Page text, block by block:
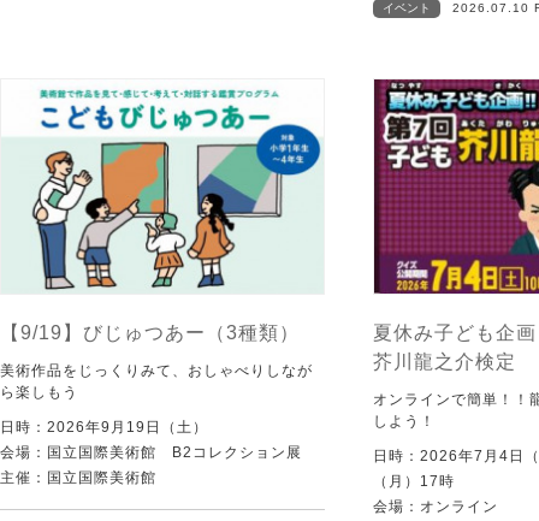
イベント 2026.07.10
【9/19】びじゅつあー（3種類）
美術作品をじっくりみて、おしゃべりしなが
ら楽しもう
日時：2026年9月19日（土）
会場：国立国際美術館 B2コレクション展
主催：国立国際美術館
夏休み子ども企
芥川龍之介検定
オンラインで簡単！！
しよう！
日時：2026年7月4日
（月）17時
会場：オンライン